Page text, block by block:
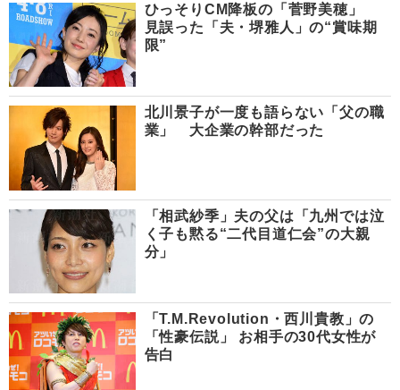
ひっそりCM降板の「菅野美穂」
見誤った「夫・堺雅人」の“賞味期
限”
北川景子が一度も語らない「父の職
業」 大企業の幹部だった
「相武紗季」夫の父は「九州では泣
く子も黙る“二代目道仁会”の大親
分」
「T.M.Revolution・西川貴教」の
「性豪伝説」 お相手の30代女性が
告白